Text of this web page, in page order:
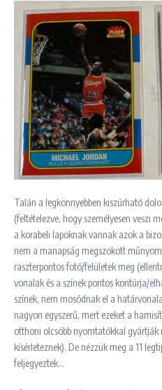
Talán a legkönnyebben kiszúrható
(feltételezve, hogy személyesen veszi
a korabeli lapoknak vannak azok a
nem a manapság megszokott
raszterpontos fotó/felületek meg
vonalak és a színek pontos kontúrja/
színek, nem mosódnak el a
nagyon egyszerű, mert ezeket a
otthoni olcsóbb nyomtatókkal gyártják
kísérleteznek). De nézzük meg a 11
feljegyeztek…